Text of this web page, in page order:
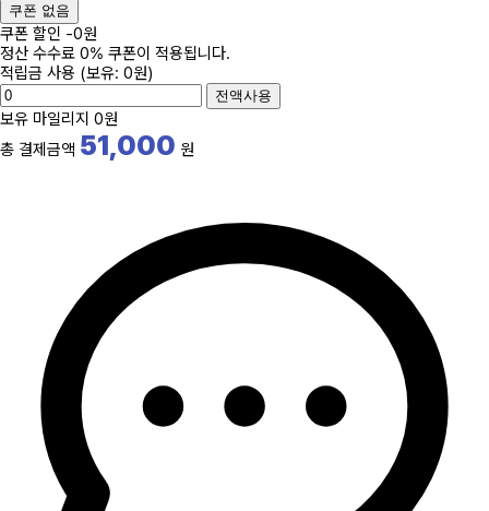
쿠폰 없음
쿠폰 할인 -0원
정산 수수료 0% 쿠폰이 적용됩니다.
적립금 사용 (보유: 0원)
전액사용
보유 마일리지 0원
총 결제금액 51,000 원